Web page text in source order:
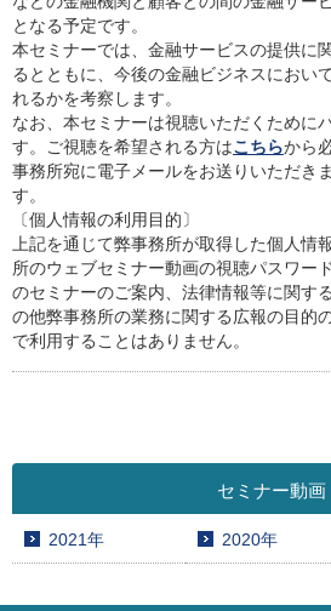
となる予定です。
本セミナーでは、金融サービスの提供に
るとともに、今後の金融ビジネスにおい
れるかを考察します。
なお、本セミナーは視聴いただくために
す。ご視聴を希望される方はこちらから
事務所宛に電子メールをお送りいただき
す。
〔個人情報の利用目的〕
上記を通じて弊事務所が取得した個人情
所のウェブセミナー動画の視聴パスワー
のセミナーのご案内、法律情報等に関す
の他弊事務所の業務に関する広報の目的
で利用することはありません。
セミナー動画
2021年 2020年